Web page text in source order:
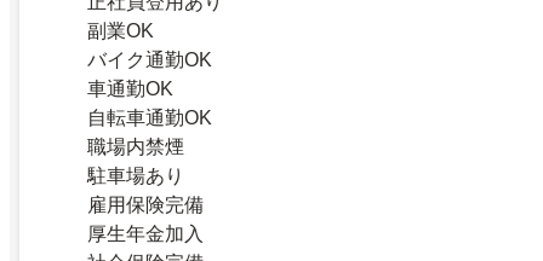
副業OK
バイク通勤OK
車通勤OK
自転車通勤OK
職場内禁煙
駐車場あり
雇用保険完備
厚生年金加入